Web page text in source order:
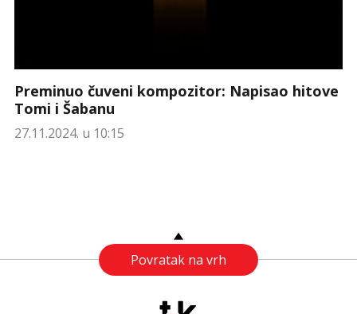
Preminuo čuveni kompozitor: Napisao hitove
Tomi i Šabanu
27.11.2024. u 10:15
Povratak na vrh